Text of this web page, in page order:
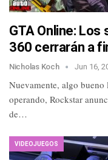
GTA Online: Los
360 cerrarán a
Nicholas Koch Jun 16,
Nuevamente, algo bueno
operando, Rockstar
de…
VIDEOJUEGOS